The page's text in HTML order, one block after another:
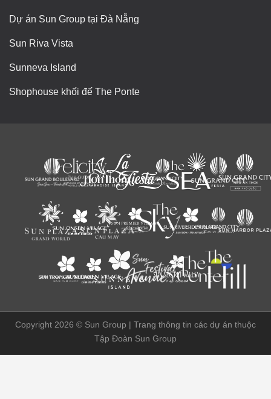
Dự án Sun Group tại Đà Nẵng
Sun Riva Vista
Sunneva Island
Shophouse khối đế The Ponte
Copyright 2026 © Sun Group | Trang thông tin các dự án thuộc
Tập Đoàn Sun Group